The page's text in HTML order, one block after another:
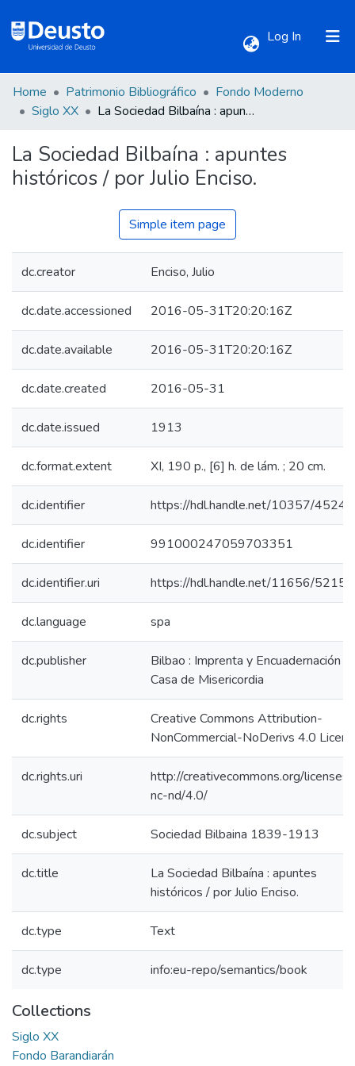
Log In (current)
Communities & Collections
All of DSpace
Home Patrimonio Bibliográfico
Fondo Moderno
Siglo XX
La Sociedad Bilbaína : apuntes históricos / por Julio Enciso.
La Sociedad Bilbaína : apuntes
históricos / por Julio Enciso.
Simple item page
dc.creator Enciso, Julio
dc.date.accessioned 2016-05-31T20:20:16Z
dc.date.available 2016-05-31T20:20:16Z
dc.date.created 2016-05-31
dc.date.issued 1913
dc.format.extent XI, 190 p., [6] h. de lám. ; 20 cm.
dc.identifier https://hdl.handle.net/10357/4524
dc.identifier 991000247059703351
dc.identifier.uri https://hdl.handle.net/11656/5215
dc.language spa
dc.publisher
Bilbao : Imprenta y Encuadernación
Casa de Misericordia
dc.rights
Creative Commons Attribution-
NonCommercial-NoDerivs 4.0
dc.rights.uri
http://creativecommons.org/
nc-nd/4.0/
dc.subject Sociedad Bilbaina 1839-1913
dc.title
La Sociedad Bilbaína : apuntes
históricos / por Julio Enciso.
dc.type Text
dc.type info:eu-repo/semantics/book
Collections
Siglo XX
Fondo Barandiarán